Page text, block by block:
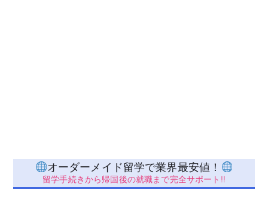
オーダーメイド留学で業界最安値！
留学手続きから帰国後の就職まで完全サポート!!